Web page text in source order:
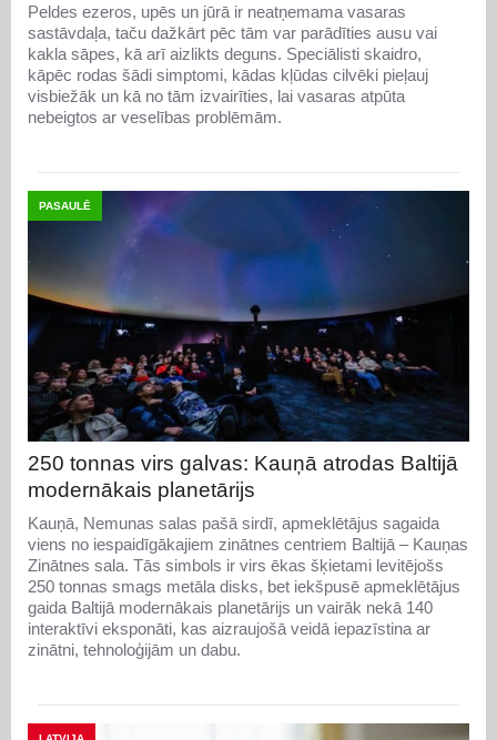
Peldes ezeros, upēs un jūrā ir neatņemama vasaras
sastāvdaļa, taču dažkārt pēc tām var parādīties ausu vai
kakla sāpes, kā arī aizlikts deguns. Speciālisti skaidro,
kāpēc rodas šādi simptomi, kādas kļūdas cilvēki pieļauj
visbiežāk un kā no tām izvairīties, lai vasaras atpūta
nebeigtos ar veselības problēmām.
PASAULĒ
250 tonnas virs galvas: Kauņā atrodas Baltijā
modernākais planetārijs
Kauņā, Nemunas salas pašā sirdī, apmeklētājus sagaida
viens no iespaidīgākajiem zinātnes centriem Baltijā – Kauņas
Zinātnes sala. Tās simbols ir virs ēkas šķietami levitējošs
250 tonnas smags metāla disks, bet iekšpusē apmeklētājus
gaida Baltijā modernākais planetārijs un vairāk nekā 140
interaktīvi eksponāti, kas aizraujošā veidā iepazīstina ar
zinātni, tehnoloģijām un dabu.